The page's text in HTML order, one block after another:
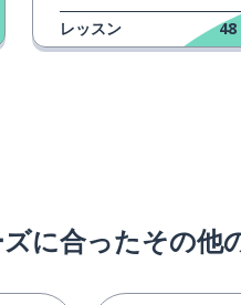
レッスン 48
に合ったその他